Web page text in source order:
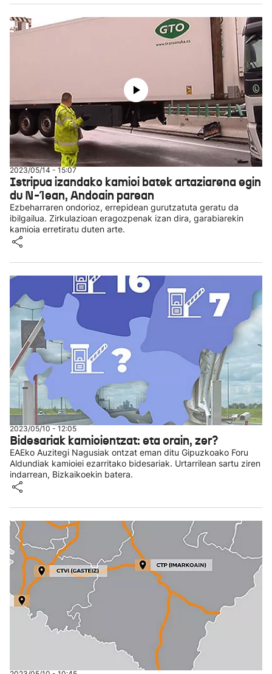
2023/05/14 - 15:07
Istripua izandako kamioi batek artaziarena egin
du N-1ean, Andoain parean
Ezbeharraren ondorioz, errepidean gurutzatuta geratu da
ibilgailua. Zirkulazioan eragozpenak izan dira, garabiarekin
kamioia erretiratu duten arte.
2023/05/10 - 12:05
Bidesariak kamioientzat: eta orain, zer?
EAEko Auzitegi Nagusiak ontzat eman ditu Gipuzkoako Foru
Aldundiak kamioiei ezarritako bidesariak. Urtarrilean sartu ziren
indarrean, Bizkaikoekin batera.